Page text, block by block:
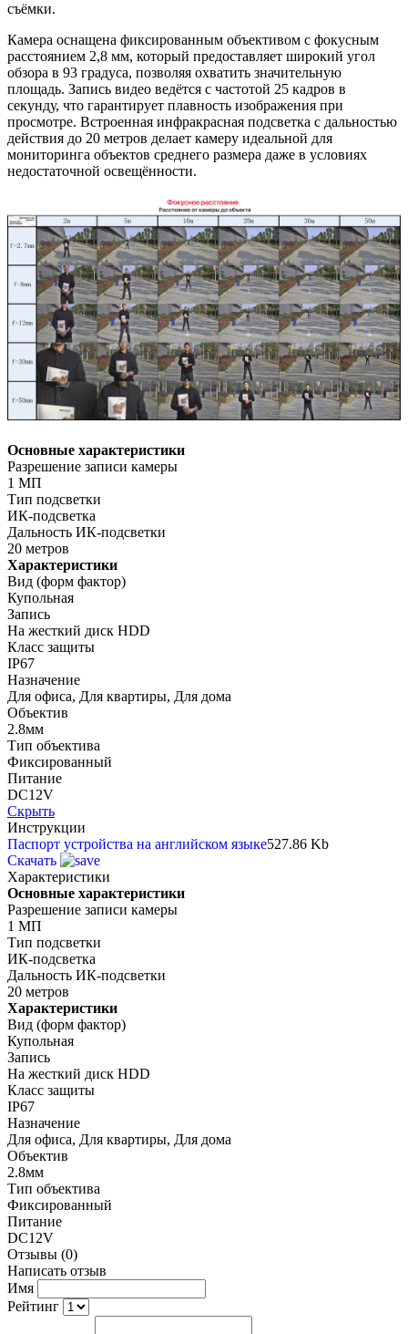
съёмки.
Камера оснащена фиксированным объективом с фокусным
расстоянием 2,8 мм, который предоставляет широкий угол
обзора в 93 градуса, позволяя охватить значительную
площадь. Запись видео ведётся с частотой 25 кадров в
секунду, что гарантирует плавность изображения при
просмотре. Встроенная инфракрасная подсветка с дальностью
действия до 20 метров делает камеру идеальной для
мониторинга объектов среднего размера даже в условиях
недостаточной освещённости.
Основные характеристики
Разрешение записи камеры
1 МП
Тип подсветки
ИК-подсветка
Дальность ИК-подсветки
20 метров
Характеристики
Вид (форм фактор)
Купольная
Запись
На жесткий диск HDD
Класс защиты
IP67
Назначение
Для офиса, Для квартиры, Для дома
Объектив
2.8мм
Тип объектива
Фиксированный
Питание
DC12V
Скрыть
Инструкции
Паспорт устройства на английском языке527.86 Kb
Скачать
Характеристики
Основные характеристики
Разрешение записи камеры
1 МП
Тип подсветки
ИК-подсветка
Дальность ИК-подсветки
20 метров
Характеристики
Вид (форм фактор)
Купольная
Запись
На жесткий диск HDD
Класс защиты
IP67
Назначение
Для офиса, Для квартиры, Для дома
Объектив
2.8мм
Тип объектива
Фиксированный
Питание
DC12V
Отзывы (0)
Написать отзыв
Имя
Рейтинг